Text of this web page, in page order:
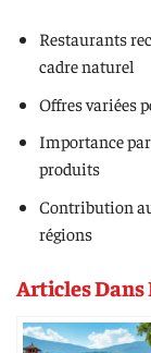
Restaurants
cadre naturel
Offres variées
Importance
produits
Contribution
régions
Articles Dans